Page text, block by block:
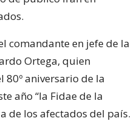
comandante en jefe de la
Ortega, quien
aniversario de la
año “la Fidae de la
de los afectados del país.